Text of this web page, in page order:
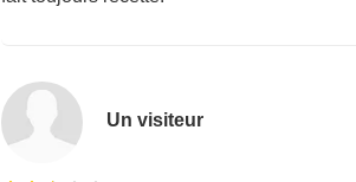
Un visiteur